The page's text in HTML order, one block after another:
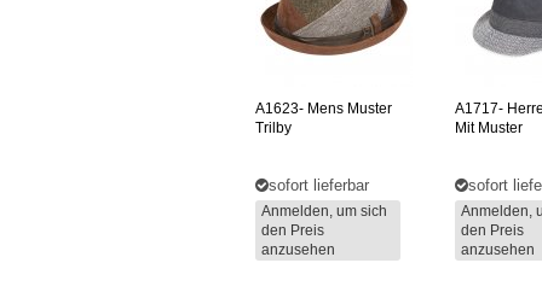
A1623- Mens Muster
Trilby
sofort lieferbar
Anmelden, um sich
den Preis
anzusehen
A1717-
Mit Muster
sofort
Anmelden,
den Preis
anzusehen